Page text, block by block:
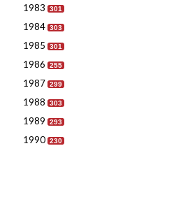
1983 301
1984 303
1985 301
1986 255
1987 299
1988 303
1989 293
1990 230